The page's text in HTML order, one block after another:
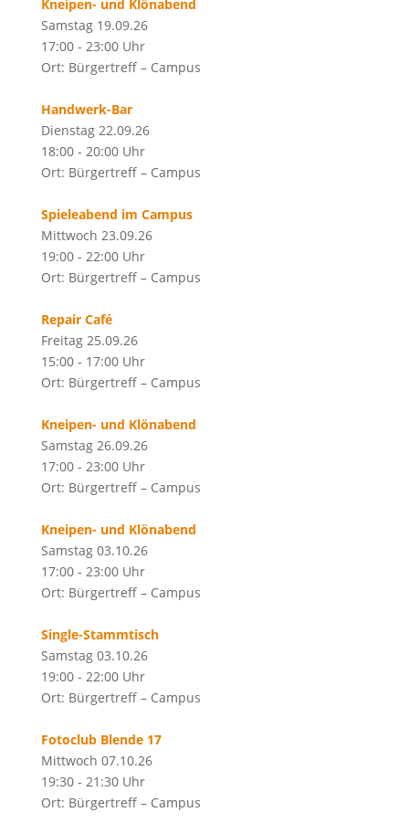
Kneipen- und Klönabend
Samstag 19.09.26
17:00 - 23:00 Uhr
Ort: Bürgertreff – Campus
Handwerk-Bar
Dienstag 22.09.26
18:00 - 20:00 Uhr
Ort: Bürgertreff – Campus
Spieleabend im Campus
Mittwoch 23.09.26
19:00 - 22:00 Uhr
Ort: Bürgertreff – Campus
Repair Café
Freitag 25.09.26
15:00 - 17:00 Uhr
Ort: Bürgertreff – Campus
Kneipen- und Klönabend
Samstag 26.09.26
17:00 - 23:00 Uhr
Ort: Bürgertreff – Campus
Kneipen- und Klönabend
Samstag 03.10.26
17:00 - 23:00 Uhr
Ort: Bürgertreff – Campus
Single-Stammtisch
Samstag 03.10.26
19:00 - 22:00 Uhr
Ort: Bürgertreff – Campus
Fotoclub Blende 17
Mittwoch 07.10.26
19:30 - 21:30 Uhr
Ort: Bürgertreff – Campus